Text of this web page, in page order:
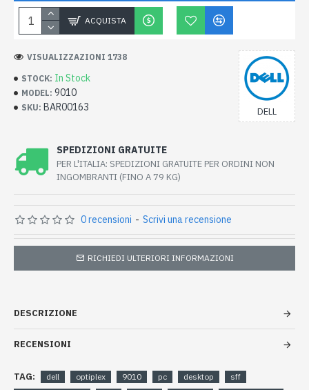
SPEDIZIONI GRATUITE
PER L'ITALIA: SPEDIZIONI GRATUITE PER ORDINI NON
INGOMBRANTI (FINO A 79 KG)
STOCK: In Stock
MODEL: 9010
SKU: BAR00163 DELL
VISUALIZZAZIONI 1738
0 recensioni - Scrivi una recensione
ACQUISTA
RICHIEDI ULTERIORI INFORMAZIONI
DESCRIZIONE
RECENSIONI
TAG: dell optiplex 9010 pc desktop
sff